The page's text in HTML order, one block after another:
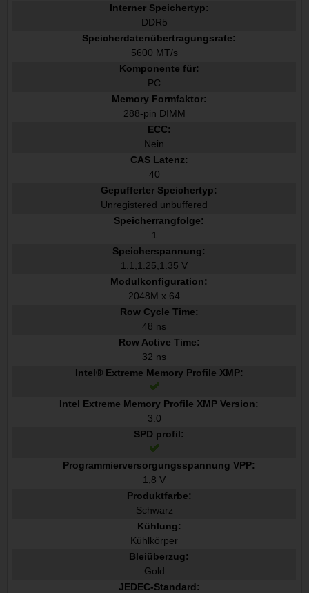
Interner Speichertyp:
DDR5
Speicherdatenübertragungsrate:
5600 MT/s
Komponente für:
PC
Memory Formfaktor:
288-pin DIMM
ECC:
Nein
CAS Latenz:
40
Gepufferter Speichertyp:
Unregistered unbuffered
Speicherrangfolge:
1
Speicherspannung:
1.1,1.25,1.35 V
Modulkonfiguration:
2048M x 64
Row Cycle Time:
48 ns
Row Active Time:
32 ns
Intel® Extreme Memory Profile XMP:
Intel Extreme Memory Profile XMP Version:
3.0
SPD profil:
Programmierversorgungsspannung VPP:
1,8 V
Produktfarbe:
Schwarz
Kühlung:
Kühlkörper
Bleiüberzug:
Gold
JEDEC-Standard: